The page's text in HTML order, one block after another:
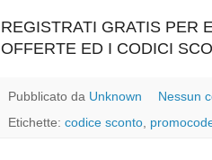
REGISTRATI GRATIS PER
OFFERTE ED I CODICI
Pubblicato da Unknown
Nessun
Etichette: codice sconto